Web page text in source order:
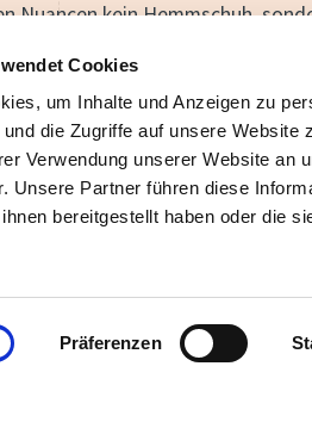
Cookies
um Inhalte und Anzeigen zu
die Zugriffe auf unsere Website
Verwendung unserer Website an
Unsere Partner führen diese
bereitgestellt haben oder die
Präferenzen
Nuancen kein Hemmschuh,
11.540
Produzierte Energie
DE